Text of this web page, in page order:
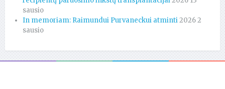
sausio
In memoriam: Raimundui Purvaneckui atminti2026 2
sausio